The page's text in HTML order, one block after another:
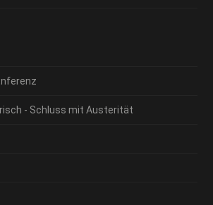
- Schluss mit Austerität